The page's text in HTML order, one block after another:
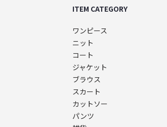
ITEM CATEGORY
ワンピース
ニット
コート
ジャケット
ブラウス
スカート
カットソー
パンツ